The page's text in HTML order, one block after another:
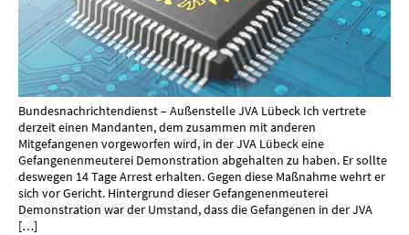
Bundesnachrichtendienst – Außenstelle JVA Lübeck Ich vertrete
derzeit einen Mandanten, dem zusammen mit anderen
Mitgefangenen vorgeworfen wird, in der JVA Lübeck eine
Gefangenenmeuterei Demonstration abgehalten zu haben. Er sollte
deswegen 14 Tage Arrest erhalten. Gegen diese Maßnahme wehrt er
sich vor Gericht. Hintergrund dieser Gefangenenmeuterei
Demonstration war der Umstand, dass die Gefangenen in der JVA
[…]